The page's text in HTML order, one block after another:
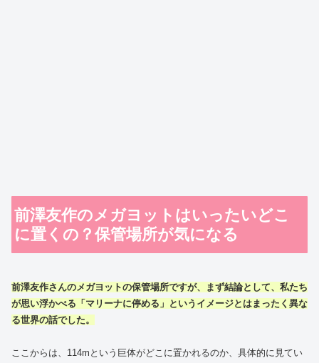
前澤友作のメガヨットはいったいどこ
に置くの？保管場所が気になる
前澤友作さんの メガヨットの保管場所ですが、まず結論として、私たち
が思い浮かべる「マリーナに停める」というイメージとはまったく異な
る世界の話でした。
ここからは、114mという巨体がどこに置かれるのか、具体的に見てい